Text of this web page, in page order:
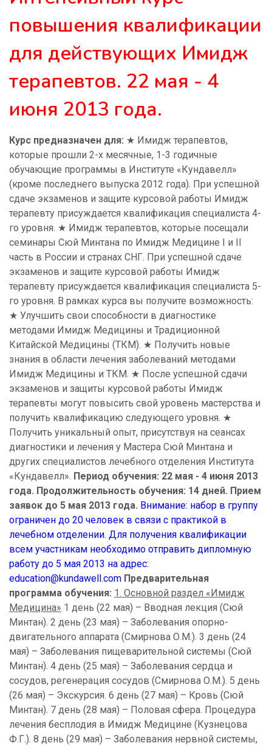
повышения квалификации
для действующих Имидж
терапевтов. 22 мая - 4
июня 2013 года.
Курс предназначен для: ★ Имидж терапевтов,
которые прошли 2-х месячные, 1-3 годичные
обучающие программы в Институте «Кундавелл»
(кроме последнего выпуска 2012 года). При успешной
сдаче экзаменов и защите курсовой работы Имидж
терапевту присуждается квалификация специалиста 4-
го уровня. ★ Имидж терапевтов, которые посещали
семинары Сюй Минтана по Имидж Медицине I и II
часть в России и странах СНГ. При успешной сдаче
экзаменов и защите курсовой работы Имидж
терапевту присуждается квалификация специалиста 5-
го уровня. В рамках курса вы получите возможность:
★ Улучшить свои способности в диагностике
методами Имидж Медицины и Традиционной
Китайской Медицины (ТКМ). ★ Получить новые
знания в области лечения заболеваний методами
Имидж Медицины и ТКМ. ★ После успешной сдачи
экзаменов и защиты курсовой работы Имидж
терапевты могут повысить свой уровень мастерства и
получить квалификацию следующего уровня. ★
Получить уникальный опыт, присутствуя на сеансах
диагностики и лечения у Мастера Сюй Минтана и
других специалистов лечебного отделения Института
«Кундавелл». Период обучения: 22 мая - 4 июня 2013
года. Продолжительность обучения: 14 дней. Прием
заявок до 5 мая 2013 года. Внимание: набор в группу
ограничен до 20 человек в связи с практикой в
лечебном отделении. Для получения квалификации
всем участникам необходимо отправить дипломную
работу до 5 мая 2013 на адрес:
education@kundawell.com Предварительная
программа обучения: 1. Основной раздел «Имидж
Медицина» 1 день (22 мая) – Вводная лекция (Сюй
Минтан). 2 день (23 мая) – Заболевания опорно-
двигательного аппарата (Смирнова О.М.). 3 день (24
мая) – Заболевания пищеварительной системы (Сюй
Минтан). 4 день (25 мая) – Заболевания сердца и
сосудов, регенерация сосудов (Смирнова О.М.). 5 день
(26 мая) – Экскурсия. 6 день (27 мая) – Кровь (Сюй
Минтан). 7 день (28 мая) – Половая сфера. Процедура
лечения бесплодия в Имидж Медицине (Кузнецова
Ф.Г.). 8 день (29 мая) – Заболевания нервной системы,